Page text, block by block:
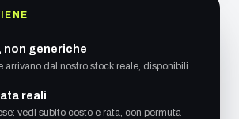
non generiche
arrivano dal nostro stock reale, disponibili
reali
vedi subito costo e rata, con permuta